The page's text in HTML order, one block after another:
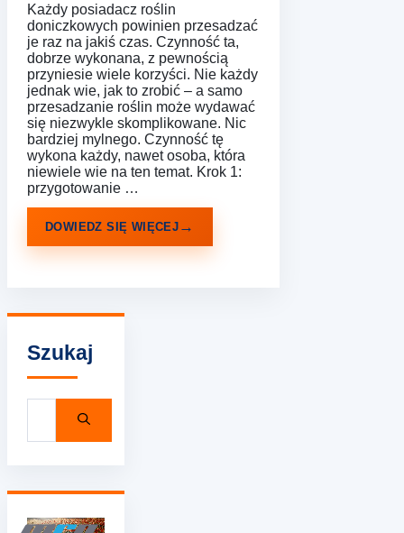
Każdy posiadacz roślin
doniczkowych powinien przesadzać
je raz na jakiś czas. Czynność ta,
dobrze wykonana, z pewnością
przyniesie wiele korzyści. Nie każdy
jednak wie, jak to zrobić – a samo
przesadzanie roślin może wydawać
się niezwykle skomplikowane. Nic
bardziej mylnego. Czynność tę
wykona każdy, nawet osoba, która
niewiele wie na ten temat. Krok 1:
przygotowanie …
DOWIEDZ SIĘ WIĘCEJ
Szukaj